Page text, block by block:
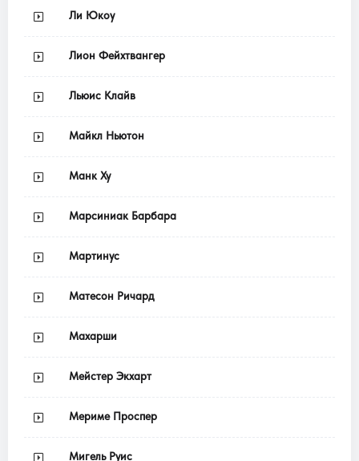
Ли Юкоу
Лион Фейхтвангер
Льюис Клайв
Майкл Ньютон
Манк Ху
Марсиниак Барбара
Мартинус
Матесон Ричард
Махарши
Мейстер Экхарт
Мериме Проспер
Мигель Руис